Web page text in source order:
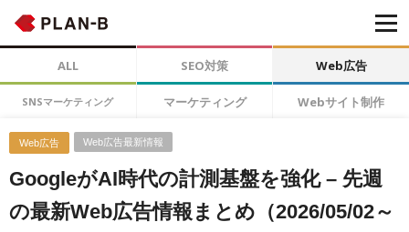
ALL SEO対策 Web広告
SNSマーケティング マーケティング Webサイト制作
Web広告 Web広告最新情報
GoogleがAI時代の計測基盤を強化 – 先週
の最新Web広告情報まとめ（2026/05/02～